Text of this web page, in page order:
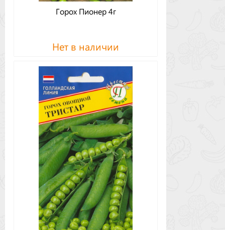
Горох Пионер 4г
Нет в наличии